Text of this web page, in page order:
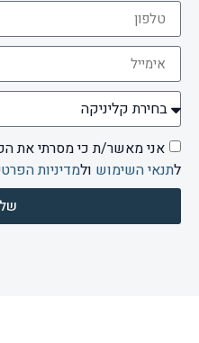
אני מאשר/ת כי מסרתי את
לתנאי השימוש ולמדיניות